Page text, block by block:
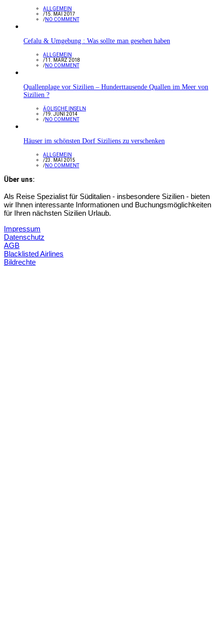
ALLGEMEIN
/15. MAI 2017
/NO COMMENT
Cefalu & Umgebung : Was sollte man gesehen haben
ALLGEMEIN
/11. MÄRZ 2018
/NO COMMENT
Quallenplage vor Sizilien – Hunderttausende Quallen im Meer von
Sizilien ?
ÄOLISCHE INSELN
/19. JUNI 2014
/NO COMMENT
Häuser im schönsten Dorf Siziliens zu verschenken
ALLGEMEIN
/23. MAI 2015
/NO COMMENT
Über uns:
Als Reise Spezialist für Süditalien - insbesondere Sizilien - bieten
wir Ihnen interessante Informationen und Buchungsmöglichkeiten
für Ihren nächsten Sizilien Urlaub.
Impressum
Datenschutz
AGB
Blacklisted Airlines
Bildrechte